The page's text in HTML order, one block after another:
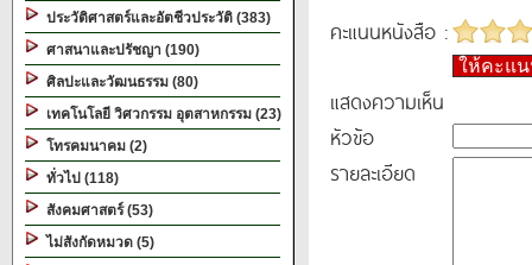
ประวัติศาสตร์และอัตชีวประวัติ (383)
ศาสนาและปรัชญา (190)
ศิลปะและวัฒนธรรม (80)
เทคโนโลยี วิศวกรรม อุตสาหกรรม (23)
โทรคมนาคม (2)
ทั่วไป (118)
สังคมศาสตร์ (53)
ไม่สังกัดหมวด (5)
คะแนนหนังสือ :
ให้คะแ
แสดงความเห็น
หัวข้อ
รายละเอียด